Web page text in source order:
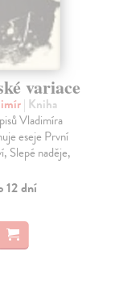
variace
| Kniha
Vladimíra
eseje První
Slepé naděje,
12 dní